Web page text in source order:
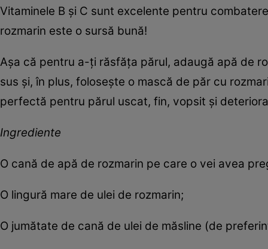
Vitaminele B și C sunt excelente pentru
rozmarin este o sursă bună!
Așa că pentru a-ți răsfăța părul, adaugă apă de
sus și, în plus, folosește o mască de păr cu
perfectă pentru părul uscat, fin, vopsit și
Ingrediente
O cană de apă de rozmarin pe care o vei avea
O lingură mare de ulei de rozmarin;
O jumătate de cană de ulei de măsline (de